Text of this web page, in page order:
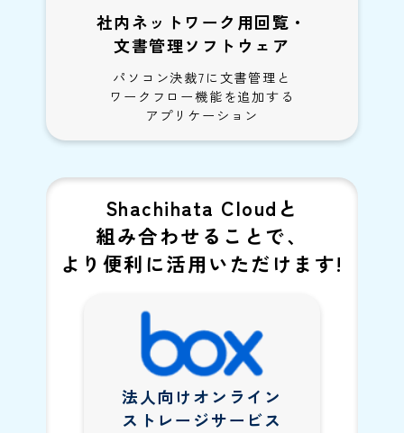
社内ネットワーク用回覧・
文書管理ソフトウェア
パソコン決裁7に文書管理と
ワークフロー機能を追加する
アプリケーション
Shachihata Cloudと
組み合わせることで、
より便利に活用いただけます!
法人向けオンライン
ストレージサービス